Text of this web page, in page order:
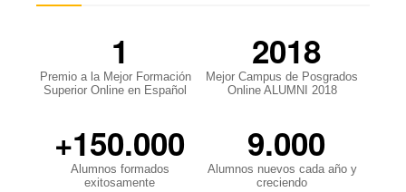
1
Premio a la Mejor Formación
Superior Online en Español
2018
Mejor Campus de Posgrados
Online ALUMNI 2018
+150.000
Alumnos formados
exitosamente
9.000
Alumnos nuevos cada año y
creciendo